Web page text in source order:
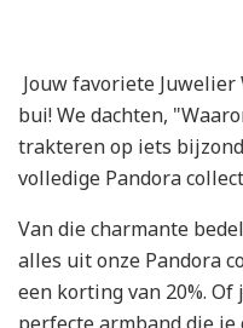
Jouw favoriete
bui! We dachten,
trakteren op iets
volledige Pandora
Van die charmante
alles uit onze Pandora
een korting van 20%.
perfecte armband die